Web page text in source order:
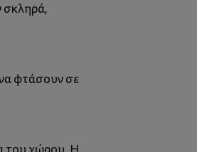
σκληρά,
φτάσουν σε